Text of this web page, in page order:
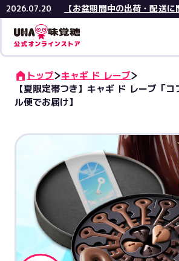
2026.07.20 【お盆期間中の出荷・配送に
トップ
キャギ ド レーブ
【夏限定帯つき】キャギ ド レーブ「
ル便でお届け】